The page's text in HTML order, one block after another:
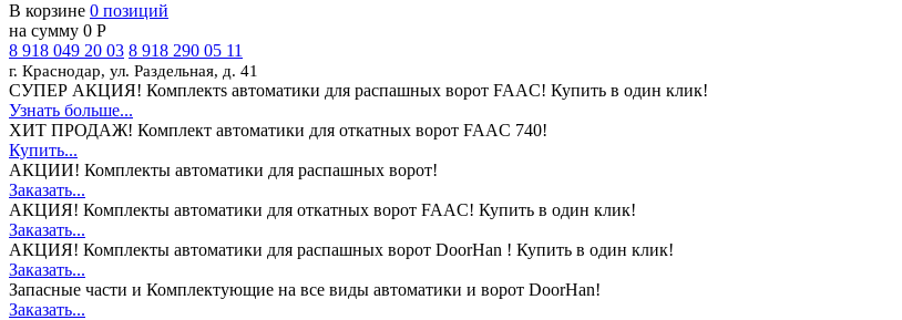
В корзине 0 позиций
на сумму 0 Р
8 918 049 20 03 8 918 290 05 11
г. Краснодар, ул. Раздельная, д. 41
СУПЕР АКЦИЯ! Комплектs автоматики для распашных ворот FAAC! Купить в один клик!
Узнать больше...
ХИТ ПРОДАЖ! Комплект автоматики для откатных ворот FAAC 740!
Купить...
АКЦИИ! Комплекты автоматики для распашных ворот!
Заказать...
АКЦИЯ! Комплекты автоматики для откатных ворот FAAC! Купить в один клик!
Заказать...
АКЦИЯ! Комплекты автоматики для распашных ворот DoorHan ! Купить в один клик!
Заказать...
Запасные части и Комплектующие на все виды автоматики и ворот DoorHan!
Заказать...